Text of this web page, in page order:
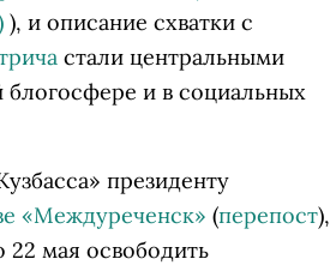
), и описание схватки с
стали центральными
и в социальных
президенту
«Междуреченск» (перепост),
22 мая освободить